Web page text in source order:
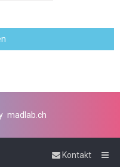
madlab.ch
Kontakt